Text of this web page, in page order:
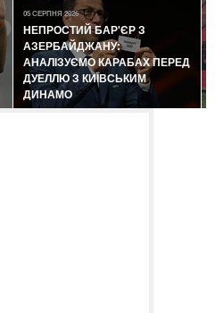
05 СЕРПНЯ 2026
НЕПРОСТИЙ БАР'ЄР З
АЗЕРБАЙДЖАНУ:
АНАЛІЗУЄМО КАРАБАХ ПЕРЕД
ДУЕЛЛЮ З КИЇВСЬКИМ
ДИНАМО